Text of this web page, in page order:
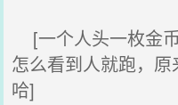
[一个人头一枚金
怎么看到人就跑，
哈]